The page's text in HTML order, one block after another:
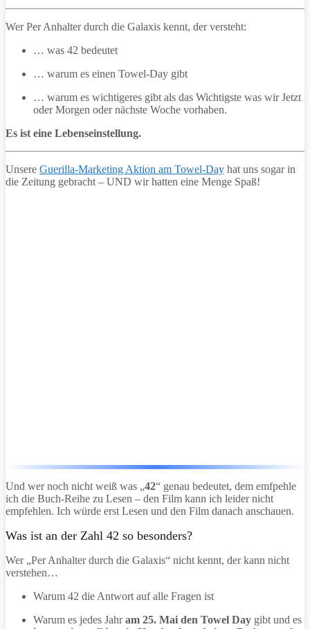
Wer Per Anhalter durch die Galaxis kennt, der versteht:
… was 42 bedeutet
… warum es einen Towel-Day gibt
… warum es wichtigeres gibt als das Wichtigste was wir Jetzt
oder Morgen oder nächste Woche vorhaben.
Es ist eine Lebenseinstellung.
Unsere Guerilla-Marketing Aktion am Towel-Day hat uns sogar in
die Zeitung gebracht – UND wir hatten eine Menge Spaß!
Und wer noch nicht weiß was „42“ genau bedeutet, dem emfpehle
ich die Buch-Reihe zu Lesen – den Film kann ich leider nicht
empfehlen. Ich würde erst Lesen und den Film danach anschauen.
Was ist an der Zahl 42 so besonders?
Wer „Per Anhalter durch die Galaxis“ nicht kennt, der kann nicht
verstehen…
Warum 42 die Antwort auf alle Fragen ist
Warum es jedes Jahram 25. Mai den Towel Day gibt und es